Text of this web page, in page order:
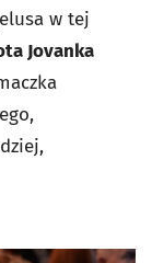
w tej
Jovanka